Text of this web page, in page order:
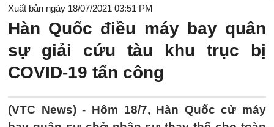
Xuất bản ngày 18/07/2021 03:51 PM
Hàn Quốc điều máy bay quân
sự giải cứu tàu khu trục bị
COVID-19 tấn công
(VTC News) - Hôm 18/7, Hàn Quốc cử máy